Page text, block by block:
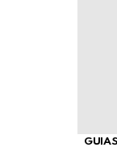
GUIAS